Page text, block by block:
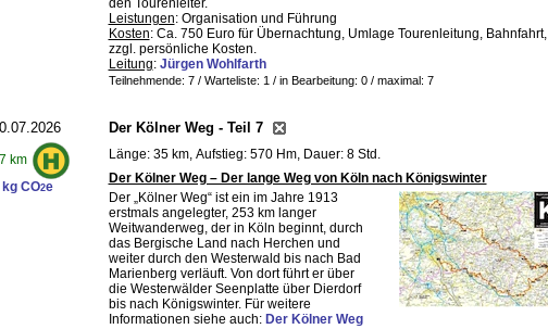
den Tourenleiter.
Leistungen: Organisation und Führung
Kosten: Ca. 750 Euro für Übernachtung, Umlage Tourenleitung, Bahnfahrt,
zzgl. persönliche Kosten.
Leitung: Jürgen Wohlfarth
Teilnehmende: 7 / Warteliste: 1 / in Bearbeitung: 0 / maximal: 7
km
CO2e
Der Kölner Weg - Teil 7
Länge: 35 km, Aufstieg: 570 Hm, Dauer: 8 Std.
Der Kölner Weg – Der lange Weg von Köln nach Königswinter
Der „Kölner Weg“ ist ein im Jahre 1913
erstmals angelegter, 253 km langer
Weitwanderweg, der in Köln beginnt, durch
das Bergische Land nach Herchen und
weiter durch den Westerwald bis nach Bad
Marienberg verläuft. Von dort führt er über
die Westerwälder Seenplatte über Dierdorf
bis nach Königswinter. Für weitere
Informationen siehe auch: Der Kölner Weg